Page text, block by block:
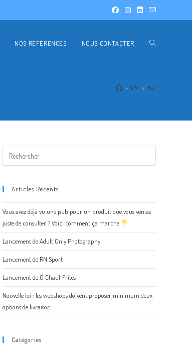
NOS RÉFÉRENCES NOUS CONTACTER
> PM > Avr
Articles Récents
Vous avez déjà vu une pub pour un produit que vous veniez
juste de consulter ? Voici comment ça marche
Lancement de Adult Only Photography
Lancement de RN Sport
Lancement de Ô Chauf Frites
Nouvelle loi : les webshops doivent proposer minimum deux
options de livraison
Catégories